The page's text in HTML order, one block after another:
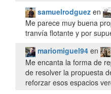
samuelrodguez en
Me parece muy buena
tranvía flotante y por
mariomiguel94 en
Me encanta la forma de
de resolver la propuesta
reforzar esos espacios